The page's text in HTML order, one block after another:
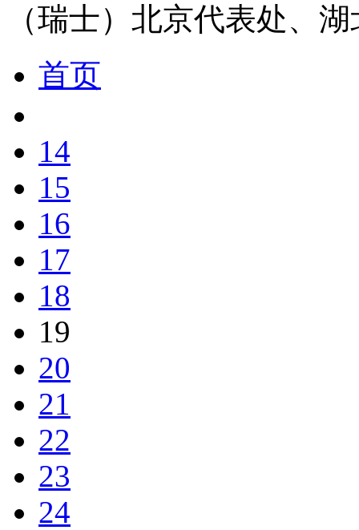
（瑞士）北京代表处、
首页
14
15
16
17
18
19
20
21
22
23
24